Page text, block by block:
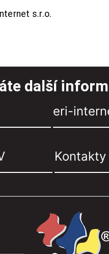
s.r.o.
další
eri-
Kontakty